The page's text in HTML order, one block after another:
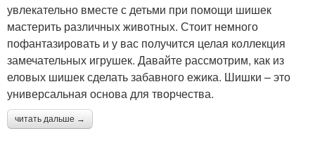
увлекательно вместе с детьми при помощи шишек
мастерить различных животных. Стоит немного
пофантазировать и у вас получится целая коллекция
замечательных игрушек. Давайте рассмотрим, как из
еловых шишек сделать забавного ежика. Шишки – это
универсальная основа для творчества.
читать дальше →